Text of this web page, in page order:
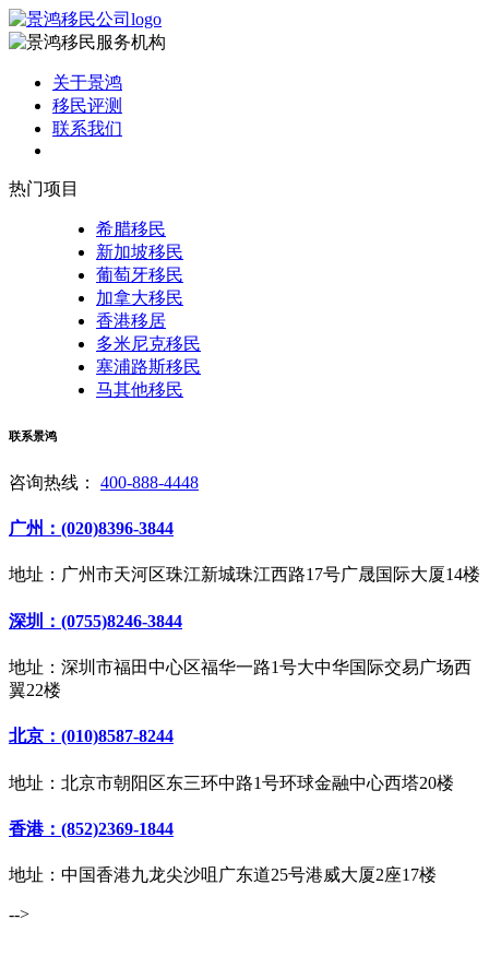
关于景鸿
移民评测
联系我们
热门项目
希腊移民
新加坡移民
葡萄牙移民
加拿大移民
香港移居
多米尼克移民
塞浦路斯移民
马其他移民
联系景鸿
咨询热线： 400-888-4448
广州：(020)8396-3844
地址：广州市天河区珠江新城珠江西路17号广晟国际大厦14楼
深圳：(0755)8246-3844
地址：深圳市福田中心区福华一路1号大中华国际交易广场西
翼22楼
北京：(010)8587-8244
地址：北京市朝阳区东三环中路1号环球金融中心西塔20楼
香港：(852)2369-1844
地址：中国香港九龙尖沙咀广东道25号港威大厦2座17楼
-->